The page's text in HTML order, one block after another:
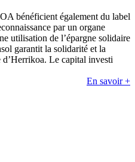
bénéficient également du label
par un organe
utilisation de l’épargne solidaire
garantit la solidarité et la
d’Herrikoa. Le capital investi
En savoir +